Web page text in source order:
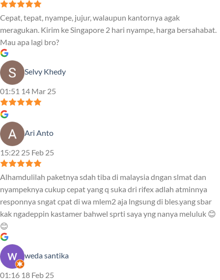
Cepat, tepat, nyampe, jujur, walaupun kantornya agak
meragukan. Kirim ke Singapore 2 hari nyampe, harga bersahabat.
Mau apa lagi bro?
Selvy Khedy
01:51 14 Mar 25
Ari Anto
15:22 25 Feb 25
Alhamdulilah paketnya sdah tiba di malaysia dngan slmat dan
nyampeknya cukup cepat yang q suka dri rifex adlah atminnya
responnya sngat cpat di wa mlem2 aja lngsung di bles.yang sbar
kak ngadeppin kastamer bahwel sprti saya yng nanya meluluk 😊
😊
weda santika
01:16 18 Feb 25